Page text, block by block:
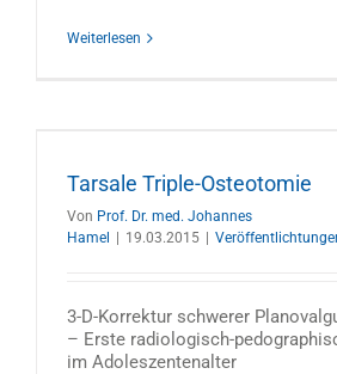
Weiterlesen
Tarsale Triple-Osteotomie
Von Prof. Dr. med. Johannes
Hamel
19.03.2015
3-D-Korrektur schwerer
– Erste radiologisch-
im Adoleszentenalter